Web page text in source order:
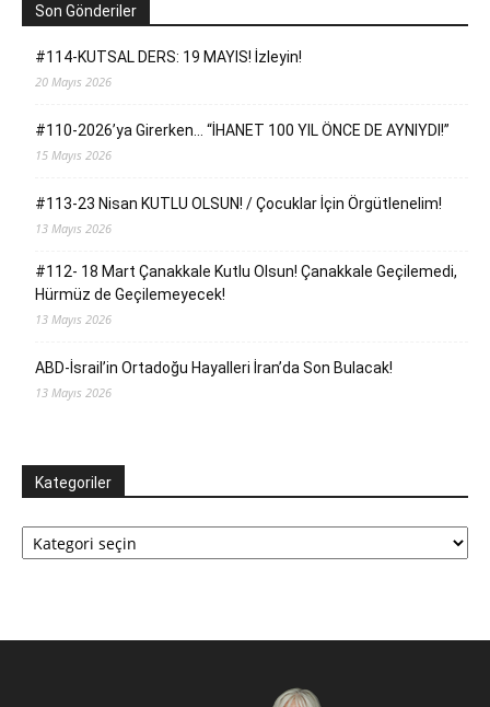
Son Gönderiler
#114-KUTSAL DERS: 19 MAYIS! İzleyin!
20 Mayıs 2026
#110-2026’ya Girerken… “İHANET 100 YIL ÖNCE DE AYNIYDI!”
15 Mayıs 2026
#113-23 Nisan KUTLU OLSUN! / Çocuklar İçin Örgütlenelim!
13 Mayıs 2026
#112- 18 Mart Çanakkale Kutlu Olsun! Çanakkale Geçilemedi,
Hürmüz de Geçilemeyecek!
13 Mayıs 2026
ABD-İsrail’in Ortadoğu Hayalleri İran’da Son Bulacak!
13 Mayıs 2026
Kategoriler
Kategoriler